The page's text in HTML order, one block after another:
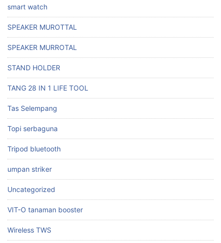
smart watch
SPEAKER MUROTTAL
SPEAKER MURROTAL
STAND HOLDER
TANG 28 IN 1 LIFE TOOL
Tas Selempang
Topi serbaguna
Tripod bluetooth
umpan striker
Uncategorized
VIT-O tanaman booster
Wireless TWS